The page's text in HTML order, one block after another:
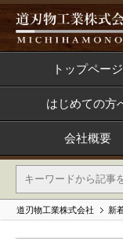
トップページ
はじめての方
会社概要
道刃物工業株式会社 新